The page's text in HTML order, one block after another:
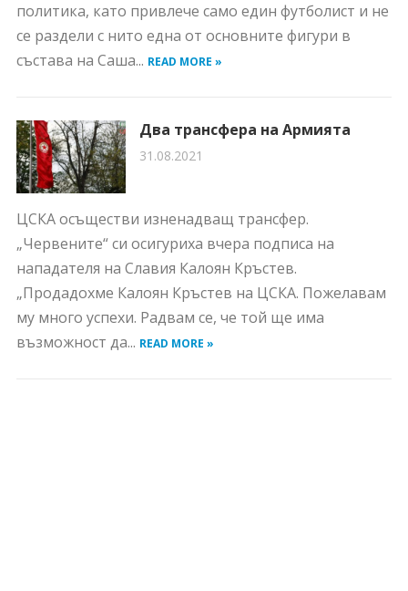
политика, като привлече само един футболист и не
се раздели с нито една от основните фигури в
състава на Саша... READ MORE »
Два трансфера на Армията
31.08.2021
ЦСКА осъществи изненадващ трансфер.
„Червените“ си осигуриха вчера подписа на
нападателя на Славия Калоян Кръстев.
„Продадохме Калоян Кръстев на ЦСКА. Пожелавам
му много успехи. Радвам се, че той ще има
възможност да... READ MORE »